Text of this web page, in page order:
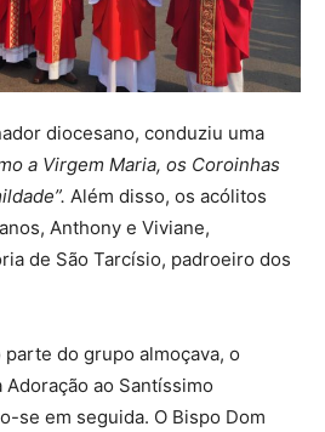
diocesano, conduziu uma
a Virgem Maria, os Coroinhas
Além disso, os acólitos
Anthony e Viviane,
de São Tarcísio, padroeiro dos
do grupo almoçava, o
ao Santíssimo
se em seguida. O Bispo Dom